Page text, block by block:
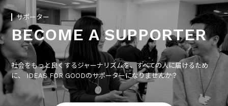
サポーター
BECOME A SUPPORTER
社会をもっと良くするジャーナリズムを、すべての人に届けるため
に、 IDEAS FOR GOODのサポーターになりませんか？